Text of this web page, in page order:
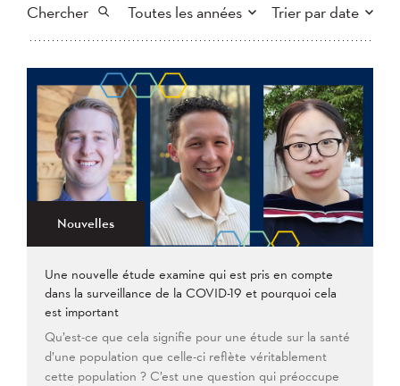
Chercher Toutes les années Trier par date
Tout 2026
2025
2024
2023
2022
2021
2020
2019
2018
2017
2016
2015
2014
2013
2012
2011
2009
2008
Appliquer
Plus récent au plus ancien
Plus ancien au plus récent
Appliquer
Nouvelles
Une nouvelle étude examine qui est pris en compte
dans la surveillance de la COVID-19 et pourquoi cela
est important
Qu’est-ce que cela signifie pour une étude sur la santé
d’une population que celle-ci reflète véritablement
cette population ? C’est une question qui préoccupe